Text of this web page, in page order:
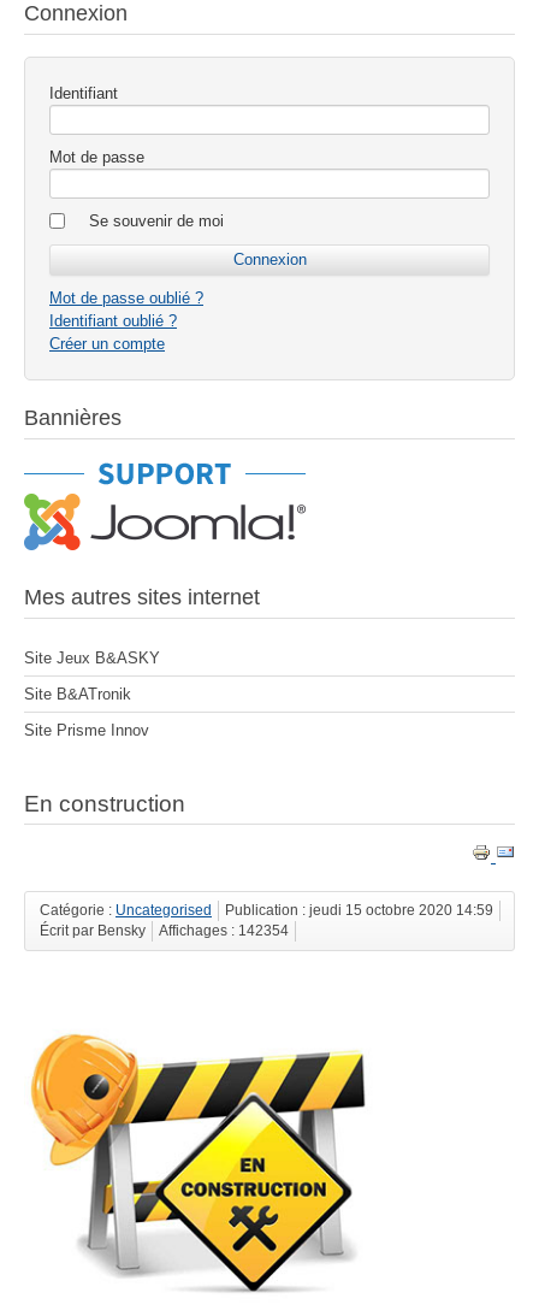
Connexion
Identifiant
Mot de passe
Se souvenir de moi
Mot de passe oublié ?
Identifiant oublié ?
Créer un compte
Bannières
Mes autres sites internet
Site Jeux B&ASKY
Site B&ATronik
Site Prisme Innov
En construction
Catégorie : Uncategorised
Publication : jeudi 15 octobre 2020 14:59
Écrit par Bensky
Affichages : 142354